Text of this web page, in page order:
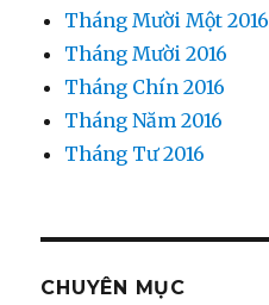
Tháng Mười Một 2016
Tháng Mười 2016
Tháng Chín 2016
Tháng Năm 2016
Tháng Tư 2016
CHUYÊN MỤC